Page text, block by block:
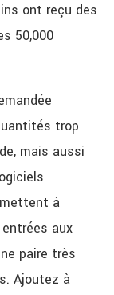
ont reçu des
50,000
trop
mais aussi
à
aux
paire très
Ajoutez à